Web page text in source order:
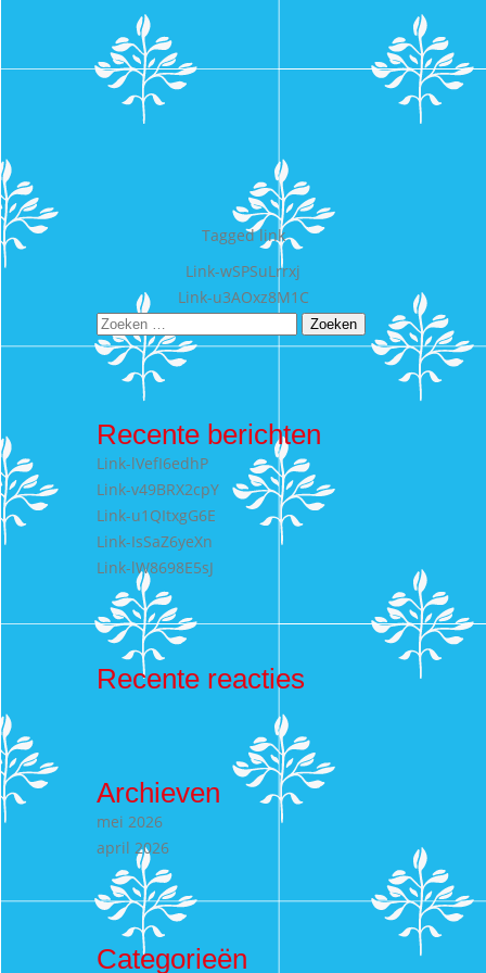
Taggedlink
navigatie
Link-wSPSuLrrxj
Link-u3AOxz8M1C
Zoeken
naar:
Recente berichten
Link-lVefI6edhP
Link-v49BRX2cpY
Link-u1QItxgG6E
Link-IsSaZ6yeXn
Link-lW8698E5sJ
Recente reacties
Archieven
mei 2026
april 2026
Categorieën